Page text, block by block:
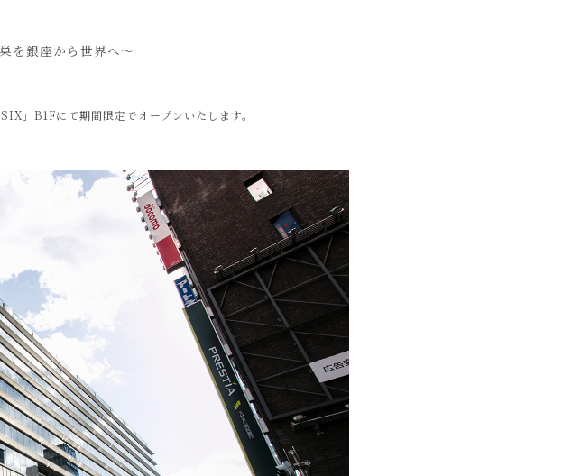
を銀座から世界へ〜
」B1Fにて期間限定でオープンいたします。